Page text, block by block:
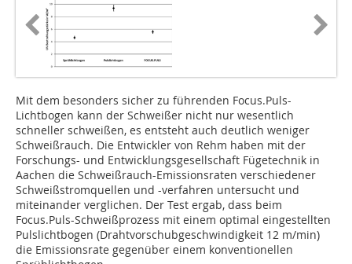
Mit dem besonders sicher zu führenden Focus.Puls-
Lichtbogen kann der Schweißer nicht nur wesentlich
schneller schweißen, es entsteht auch deutlich weniger
Schweißrauch. Die Entwickler von Rehm haben mit der
Forschungs- und Entwicklungsgesellschaft Fügetechnik in
Aachen die Schweißrauch-Emissionsraten verschiedener
Schweißstromquellen und -verfahren untersucht und
miteinander verglichen. Der Test ergab, dass beim
Focus.Puls-Schweißprozess mit einem optimal eingestellten
Pulslichtbogen (Drahtvorschubgeschwindigkeit 12 m/min)
die Emissionsrate gegenüber einem konventionellen